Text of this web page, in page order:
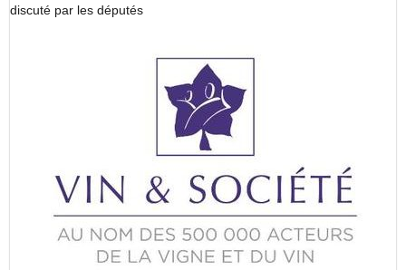
discuté par les députés